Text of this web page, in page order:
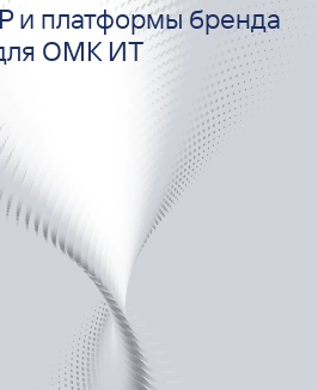
и платформы бренда
ОМК ИТ